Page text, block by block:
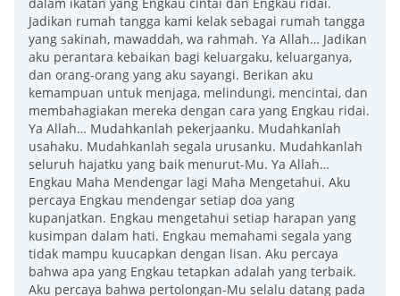
Jadikan rumah tangga kami kelak sebagai rumah tangga
yang sakinah, mawaddah, wa rahmah. Ya Allah… Jadikan
aku perantara kebaikan bagi keluargaku, keluarganya,
dan orang-orang yang aku sayangi. Berikan aku
kemampuan untuk menjaga, melindungi, mencintai, dan
membahagiakan mereka dengan cara yang Engkau ridai.
Ya Allah… Mudahkanlah pekerjaanku. Mudahkanlah
usahaku. Mudahkanlah segala urusanku. Mudahkanlah
seluruh hajatku yang baik menurut-Mu. Ya Allah…
Engkau Maha Mendengar lagi Maha Mengetahui. Aku
percaya Engkau mendengar setiap doa yang
kupanjatkan. Engkau mengetahui setiap harapan yang
kusimpan dalam hati. Engkau memahami segala yang
tidak mampu kuucapkan dengan lisan. Aku percaya
bahwa apa yang Engkau tetapkan adalah yang terbaik.
Aku percaya bahwa pertolongan-Mu selalu datang pada